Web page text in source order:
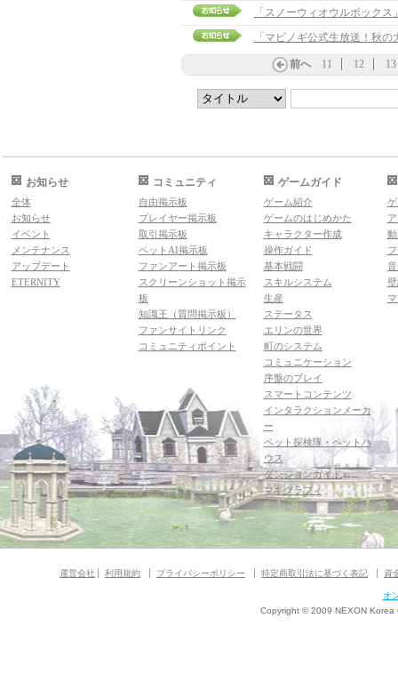
「スノーウィオウルボック
「マビノギ公式生放送！秋
前へ 11 12 13
お知らせ
全体
お知らせ
イベント
メンテナンス
アップデート
ETERNITY
コミュニティ
自由掲示板
プレイヤー掲示板
取引掲示板
ペットAI掲示板
ファンアート掲示板
スクリーンショット掲示
板
知識王（質問掲示板）
ファンサイトリンク
コミュニティポイント
ゲームガイド
ゲーム紹介
ゲームのはじめかた
キャラクター作成
操作ガイド
基本戦闘
スキルシステム
生産
ステータス
エリンの世界
町のシステム
コミュニケーション
序盤のプレイ
スマートコンテンツ
インタラクションメーカ
ー
ペット探検隊・ペットハ
ウス
ダンジョンガイド
マギグラフィ
運営会社 利用規約 プライバシーポリシー 特定商取引法に基づく表記 資
オ
Copyright © 2009 NEXON Korea